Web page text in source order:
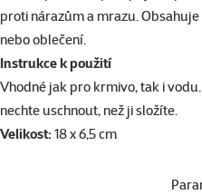
proti nárazům a mrazu.
nebo oblečení.
Instrukce k použití
Vhodné jak pro krmivo, tak i
nechte uschnout, než ji složíte.
Velikost: 18 x 6,5 cm